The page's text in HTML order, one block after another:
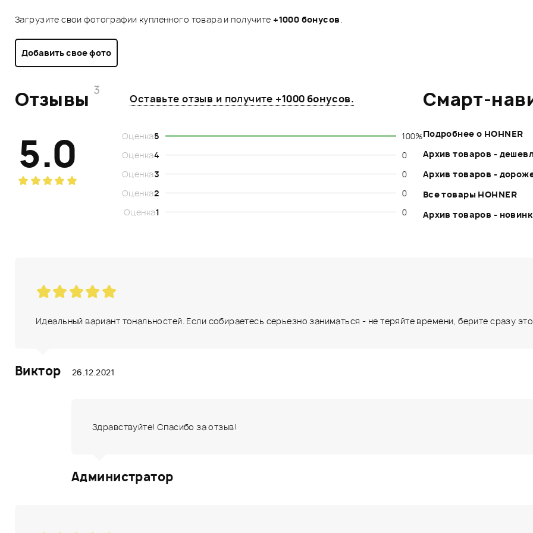
Загрузите свои фотографии купленного товара и получите+1000 бонусов.
Добавить свое фото
Отзывы 3
Оставьте отзыв и получите +1000 бонусов.
5.0 Оценка5
100%
Оценка4
0
Оценка3
0
Оценка2
0
Оценка1 0
Смарт-
Подробнее о HOHNER
Архив товаров -
Архив товаров -
Все товары HOHNER
Архив товаров -
Идеальный вариант тональностей. Если собираетесь серьезно заниматься - не теряйте времени, берите сразу
Виктор 26.12.2021
Здравствуйте! Спасибо за отзыв!
Администратор